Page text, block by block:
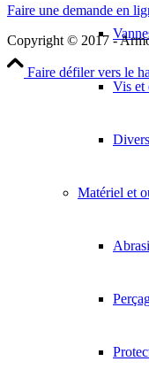
Vis et
Divers
Matériel et
Faire une demande en
Copyright © 2017 -
Faire défiler vers le